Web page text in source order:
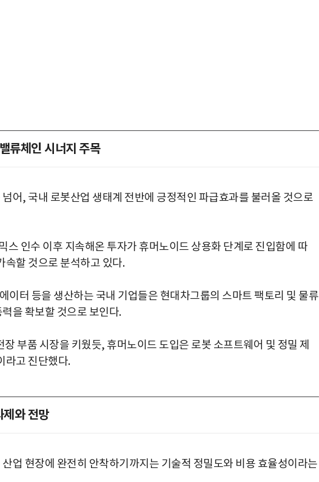
류체인 시너지 주목
어, 국내 로봇산업 생태계 전반에 긍정적인 파급효과를 불러올 것으로
스 인수 이후 지속해온 투자가 휴머노이드 상용화 단계로 진입함에 따
속할 것으로 분석하고 있다.
이터 등을 생산하는 국내 기업들은 현대차그룹의 스마트 팩토리 및 물류
을 확보할 것으로 보인다.
부품 시장을 키웠듯, 휴머노이드 도입은 로봇 소프트웨어 및 정밀 제
라고 진단했다.
제와 전망
업 현장에 완전히 안착하기까지는 기술적 정밀도와 비용 효율성이라는
초보자도 반할 반전 매력”